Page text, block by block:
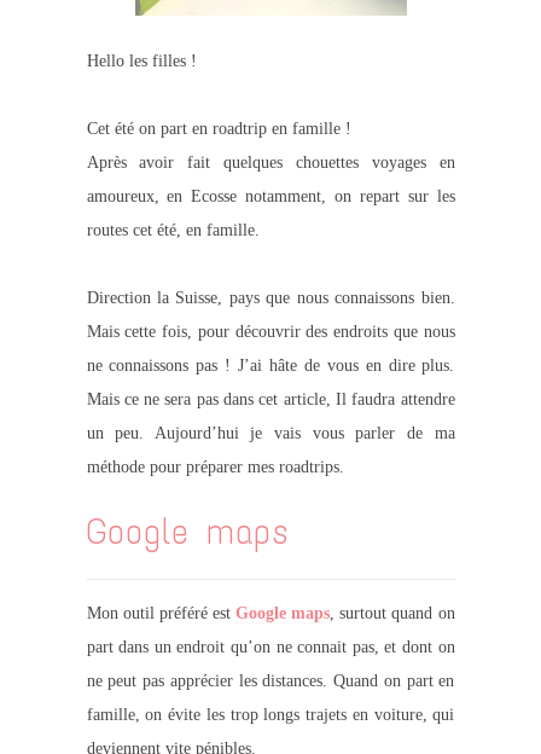
Hello les filles !
Cet été on part en roadtrip en famille !
Après avoir fait quelques chouettes voyages en
amoureux, en Ecosse notamment, on repart sur les
routes cet été, en famille.
Direction la Suisse, pays que nous connaissons bien.
Mais cette fois, pour découvrir des endroits que nous
ne connaissons pas ! J’ai hâte de vous en dire plus.
Mais ce ne sera pas dans cet article, Il faudra attendre
un peu. Aujourd’hui je vais vous parler de ma
méthode pour préparer mes roadtrips.
Google maps
Mon outil préféré est Google maps, surtout quand on
part dans un endroit qu’on ne connait pas, et dont on
ne peut pas apprécier les distances. Quand on part en
famille, on évite les trop longs trajets en voiture, qui
deviennent vite pénibles.